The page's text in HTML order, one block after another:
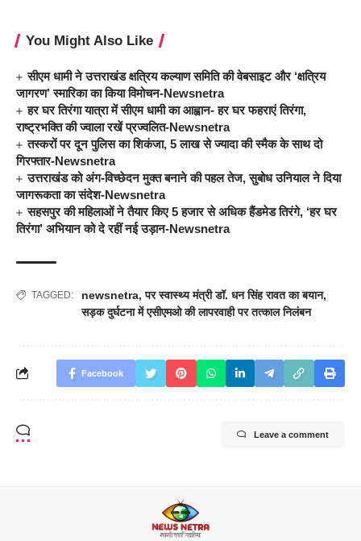
You Might Also Like
सीएम धामी ने उत्तराखंड क्षत्रिय कल्याण समिति की वेबसाइट और ‘क्षत्रिय
जागरण’ स्मारिका का किया विमोचन-Newsnetra
हर घर तिरंगा यात्रा में सीएम धामी का आह्वान- हर घर फहराएं तिरंगा,
राष्ट्रभक्ति की ज्वाला रखें प्रज्वलित-Newsnetra
तस्करों पर दून पुलिस का शिकंजा, 5 लाख से ज्यादा की स्मैक के साथ दो
गिरफ्तार-Newsnetra
उत्तराखंड को अंग-विच्छेदन मुक्त बनाने की पहल तेज, सुबोध उनियाल ने दिया
जागरूकता का संदेश-Newsnetra
सहसपुर की महिलाओं ने तैयार किए 5 हजार से अधिक हैंडमेड तिरंगे, ‘हर घर
तिरंगा’ अभियान को दे रहीं नई उड़ान-Newsnetra
TAGGED: newsnetra,पर स्वास्थ्य मंत्री डॉ. धन सिंह रावत का बयान,
सड़क दुर्घटना में एसीएमओ की लापरवाही पर तत्काल निलंबन
Facebook
Leave a comment